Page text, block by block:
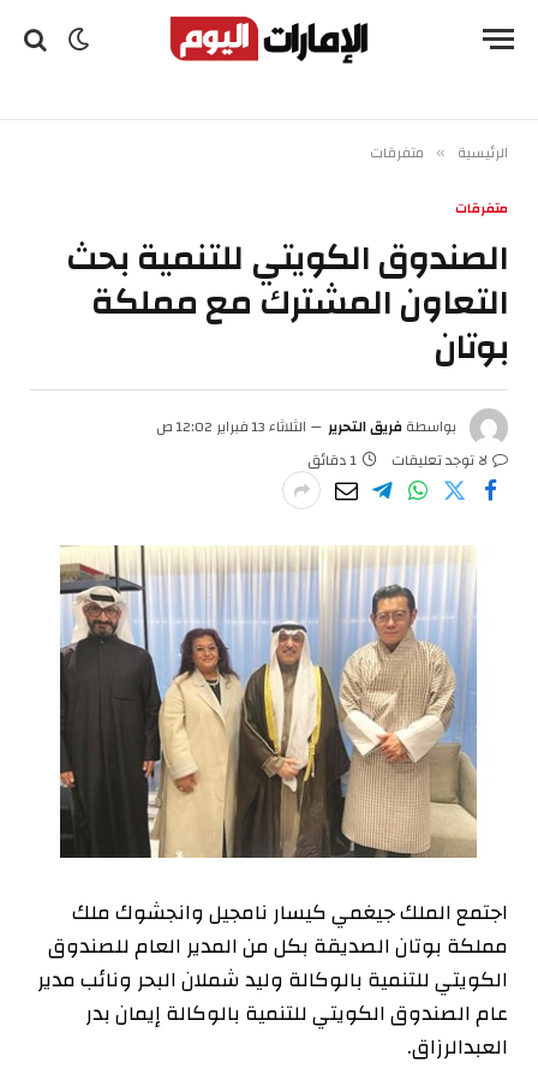
الرئيسية » متفرقات
متفرقات
الصندوق الكويتي للتنمية بحث
التعاون المشترك مع مملكة
بوتان
بواسطةفريق التحرير
الثلاثاء 13 فبراير 12:02 ص
لا توجد تعليقات
1 دقائق
اجتمع الملك جيغمي كيسار نامجيل وانجشوك ملك
مملكة بوتان الصديقة بكل من المدير العام للصندوق
الكويتي للتنمية بالوكالة وليد شملان البحر ونائب مدير
عام الصندوق الكويتي للتنمية بالوكالة إيمان بدر
العبدالرزاق.